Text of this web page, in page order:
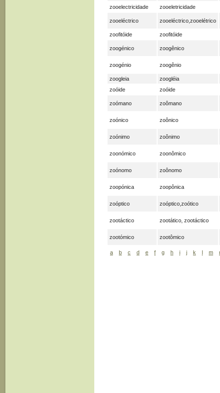
zooelectricidade
zooeletricidade
zooeléctrico zooeléctrico,zooelétrico
zoofitóide zoofitóide
zoogénico zoogênico
zoogénio zoogênio
zoogleia
zoogléia
zoóide
zoóide
zoómano zoômano
zoónico zoônico
zoónimo zoônimo
zoonómico zoonômico
zoónomo zoônomo
zoopónica zoopônica
zoóptico zoóptico,zoótico
zootáctico zootático, zootáctico
zootómico zootômico
a b c d e f g h i j k l m